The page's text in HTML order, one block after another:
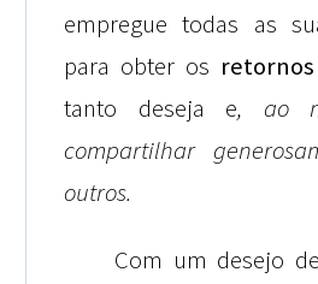
empregue todas as
para obter os
tanto deseja e, ao
compartilhar
outros.
Com um desejo de